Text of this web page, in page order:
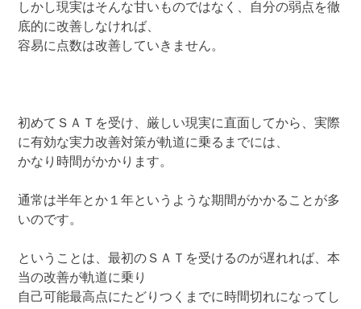
しかし現実はそんな甘いものではなく、自分の弱点を徹
底的に改善しなければ、
容易に点数は改善していきません。
初めてＳＡＴを受け、厳しい現実に直面してから、実際
に有効な実力改善対策が軌道に乗るまでには、
かなり時間がかかります。
通常は半年とか１年というような期間がかかることが多
いのです。
ということは、最初のＳＡＴを受けるのが遅れれば、本
当の改善が軌道に乗り
自己可能最高点にたどりつくまでに時間切れになってし